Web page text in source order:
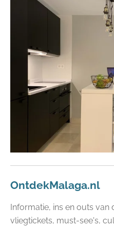
OntdekMalaga.nl
Informatie, ins en outs van
vliegtickets, must-see's,